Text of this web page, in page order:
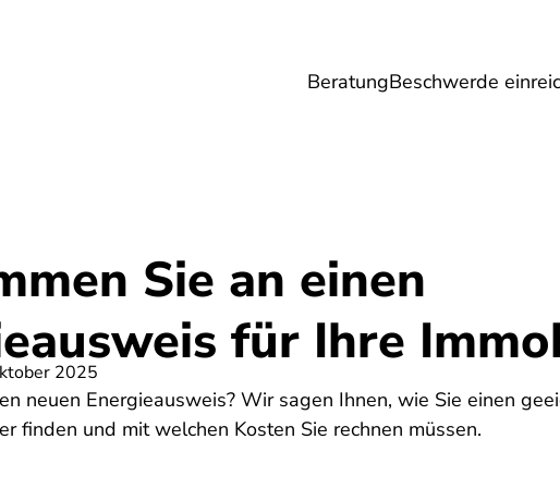
BeratungBeschwerde
Gesundheit Energie
Sie an einen
für Ihre
2025
neuen Energieausweis? Wir sagen Ihnen, wie Sie einen
finden und mit welchen Kosten Sie rechnen müssen.